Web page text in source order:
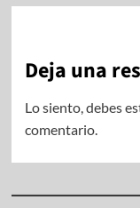
Deja una
Lo siento, debes
comentario.